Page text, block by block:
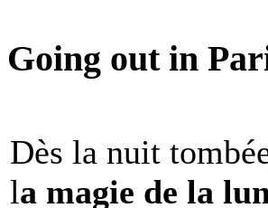
Going out in
Dès la nuit
la magie de la